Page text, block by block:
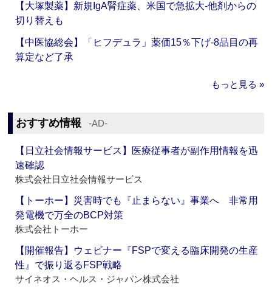
【大塚製薬】新規IgA腎症薬、米国で急拡大‐他剤からの
切り替えも
【中医協総会】「ヒフデュラ」薬価15％下げ‐8品目の再
算定など了承
もっと見る »
おすすめ情報 ‐AD‐
【日立社会情報サービス】医療従事者が副作用情報を迅
速確認
株式会社日立社会情報サービス
【トーホー】災害時でも『止まらない』事業へ 非常用
発電機で万全のBCP対策
株式会社トーホー
【開催報告】ウェビナー『FSPで変える臨床開発の生産
性』で振り返るFSP戦略
サイネオス・ヘルス・ジャパン株式会社